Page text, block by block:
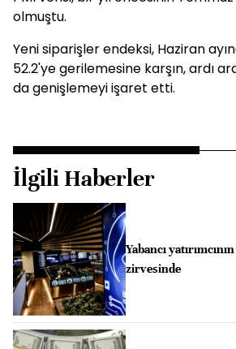
olmuştu.
Yeni siparişler endeksi, Haziran
52.2'ye gerilemesine karşın, ardı
da genişlemeyi işaret etti.
İlgili Haberler
Yabancı
zirvesinde